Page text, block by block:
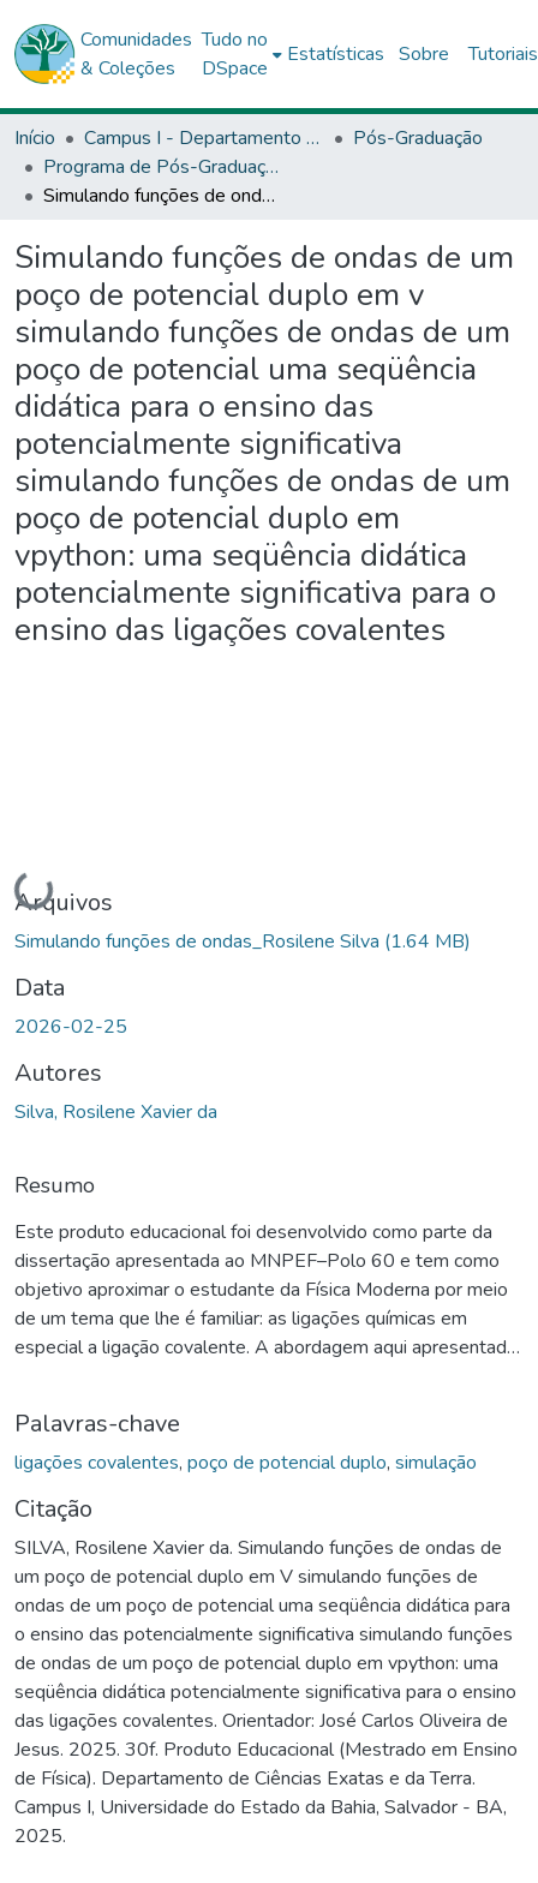
Comunidades
& Coleções
Tudo no
DSpace
Estatísticas Sobre Tutoriais
Início Campus I - Departamento de Ciências Exata e da Terra (DCET) - Salvador
Pós-Graduação
Programa de Pós-Graduação Stricto Sensu (Mestrado Profissional) em Ensino de Física (PROFIFÍSICA - MNPEF)
Simulando funções de ondas de um poço de potencial duplo em v simulando funções de ondas de um poço de potencial uma seqüência didática para o ensino das potencialmente significativa simulando funções de ondas de um poço de potencial duplo em vpython: uma seqüência didática potencialmente significativa para o ensino das ligações covalentes
Simulando funções de ondas de um
poço de potencial duplo em v
simulando funções de ondas de um
poço de potencial uma seqüência
didática para o ensino das
potencialmente significativa
simulando funções de ondas de um
poço de potencial duplo em
vpython: uma seqüência didática
potencialmente significativa para o
ensino das ligações covalentes
Carregando...
Arquivos
Simulando funções de ondas_Rosilene Silva (1.64 MB)
Data
2026-02-25
Autores
Silva, Rosilene Xavier da
Resumo
Este produto educacional foi desenvolvido como parte da
dissertação apresentada ao MNPEF–Polo 60 e tem como
objetivo aproximar o estudante da Física Moderna por meio
de um tema que lhe é familiar: as ligações químicas em
especial a ligação covalente. A abordagem aqui apresentada
fenômeno físico derivado de estados de energia, funções de
onda e poços de potencial.
Palavras-chave
ligações covalentes, poço de potencial duplo, simulação
Citação
SILVA, Rosilene Xavier da. Simulando funções de ondas de
um poço de potencial duplo em V simulando funções de
ondas de um poço de potencial uma seqüência didática para
o ensino das potencialmente significativa simulando funções
de ondas de um poço de potencial duplo em vpython: uma
seqüência didática potencialmente significativa para o ensino
das ligações covalentes. Orientador: José Carlos Oliveira de
Jesus. 2025. 30f. Produto Educacional (Mestrado em Ensino
de Física). Departamento de Ciências Exatas e da Terra.
Campus I, Universidade do Estado da Bahia, Salvador - BA,
2025.